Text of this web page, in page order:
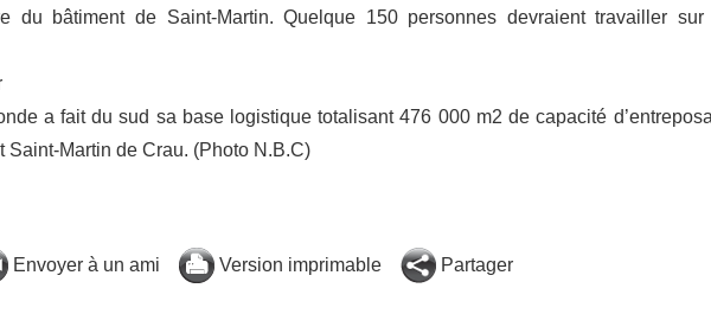
du bâtiment de Saint-Martin. Quelque 150 personnes devraient travailler sur
a fait du sud sa base logistique totalisant 476 000 m2 de capacité
Martin de Crau. (Photo N.B.C)
Envoyer à un ami Version imprimable Partager